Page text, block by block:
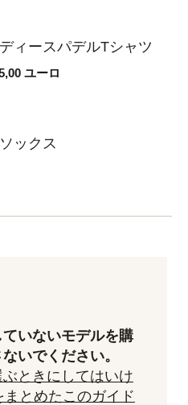
ィースパデルTシャツ
ユーロ
ックス
いないモデルを購
いでください。
ときにしてはいけ
とめたこのガイド